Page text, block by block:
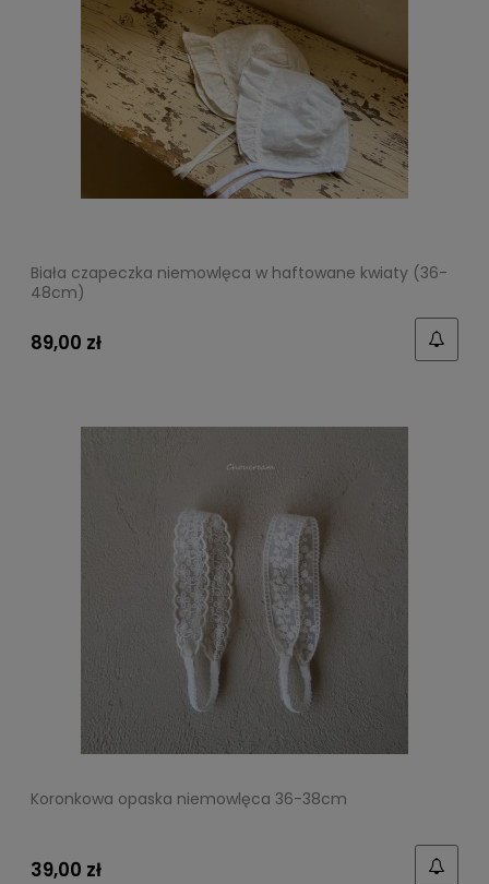
Biała czapeczka niemowlęca w haftowane kwiaty (36-
48cm)
89,00 zł
Koronkowa opaska niemowlęca 36-38cm
39,00 zł